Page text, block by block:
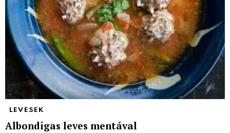
LEVESEK
Albondigas leves mentával